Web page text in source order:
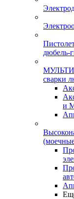
дюбель-
сварки
и